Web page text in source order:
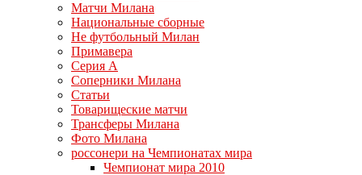
Матчи Милана
Национальные сборные
Не футбольный Милан
Примавера
Серия А
Соперники Милана
Статьи
Товарищеские матчи
Трансферы Милана
Фото Милана
россонери на Чемпионатах мира
Чемпионат мира 2010